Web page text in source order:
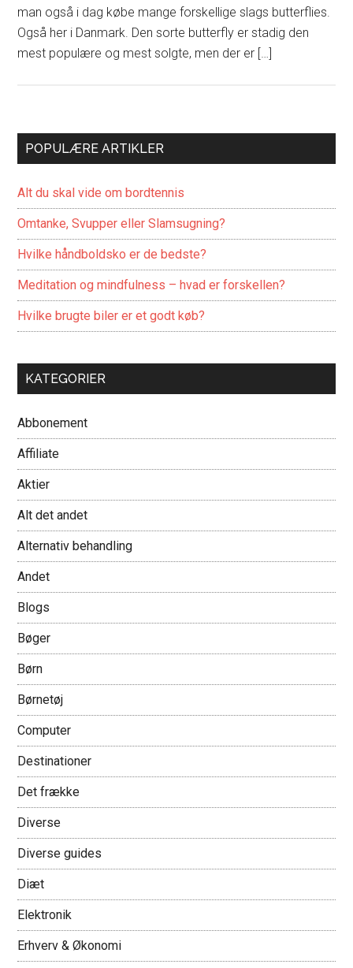
man også i dag købe mange forskellige slags butterflies.
Også her i Danmark. Den sorte butterfly er stadig den
mest populære og mest solgte, men der er […]
POPULÆRE ARTIKLER
Alt du skal vide om bordtennis
Omtanke, Svupper eller Slamsugning?
Hvilke håndboldsko er de bedste?
Meditation og mindfulness – hvad er forskellen?
Hvilke brugte biler er et godt køb?
KATEGORIER
Abbonement
Affiliate
Aktier
Alt det andet
Alternativ behandling
Andet
Blogs
Bøger
Børn
Børnetøj
Computer
Destinationer
Det frække
Diverse
Diverse guides
Diæt
Elektronik
Erhverv & Økonomi